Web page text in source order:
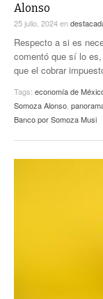
Alonso
25 julio, 2024en
Respecto a si es
comentó que sí lo
que el cobrar
Tags: economía de
Somoza Alonso
Banco por Somoza Musi